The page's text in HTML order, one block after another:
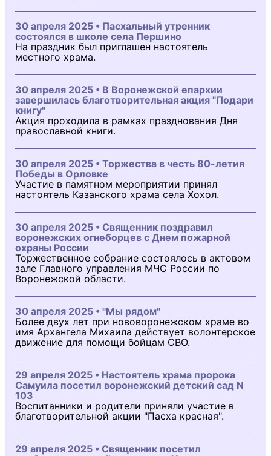
30 апреля 2025 • Пасхальный утренник
состоялся в школе села Першино
На праздник был приглашен настоятель
местного храма.
30 апреля 2025 • В Воронежской епархии
завершилась благотворительная акция "Подари
книгу"
Акция проходила в рамках празднования Дня
православной книги.
30 апреля 2025 • Торжества в честь 80-летия
Победы в Орловке
Участие в памятном мероприятии принял
настоятель Казанского храма села Хохол.
30 апреля 2025 • Священник поздравил
воронежских огнеборцев с Днем пожарной
охраны России
Торжественное собрание состоялось в актовом
зале Главного управления МЧС России по
Воронежской области.
30 апреля 2025 • "Мы рядом"
Более двух лет при нововоронежском храме во
имя Архангела Михаила действует волонтерское
движение для помощи бойцам СВО.
29 апреля 2025 • Настоятель храма пророка
Самуила посетил воронежский детский сад N
103
Воспитанники и родители приняли участие в
благотворительной акции "Пасха красная".
29 апреля 2025 • Священник посетил